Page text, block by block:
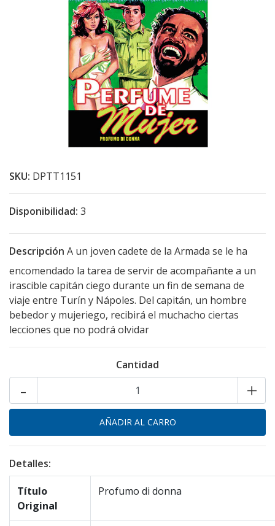
SKU: DPTT1151
Disponibilidad: 3
Descripción A un joven cadete de la Armada se le ha
encomendado la tarea de servir de acompañante a un
irascible capitán ciego durante un fin de semana de
viaje entre Turín y Nápoles. Del capitán, un hombre
bebedor y mujeriego, recibirá el muchacho ciertas
lecciones que no podrá olvidar
Cantidad
+
-
Detalles:
Título
Original
Profumo di donna